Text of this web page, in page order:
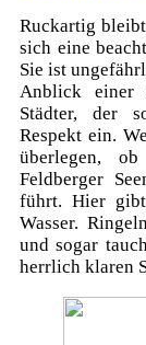
Ruckartig
sich eine
Sie ist
Anblick einer
Städter, der
Respekt ein.
überlegen,
Feldberger
führt. Hier
Wasser.
und sogar
herrlich klaren